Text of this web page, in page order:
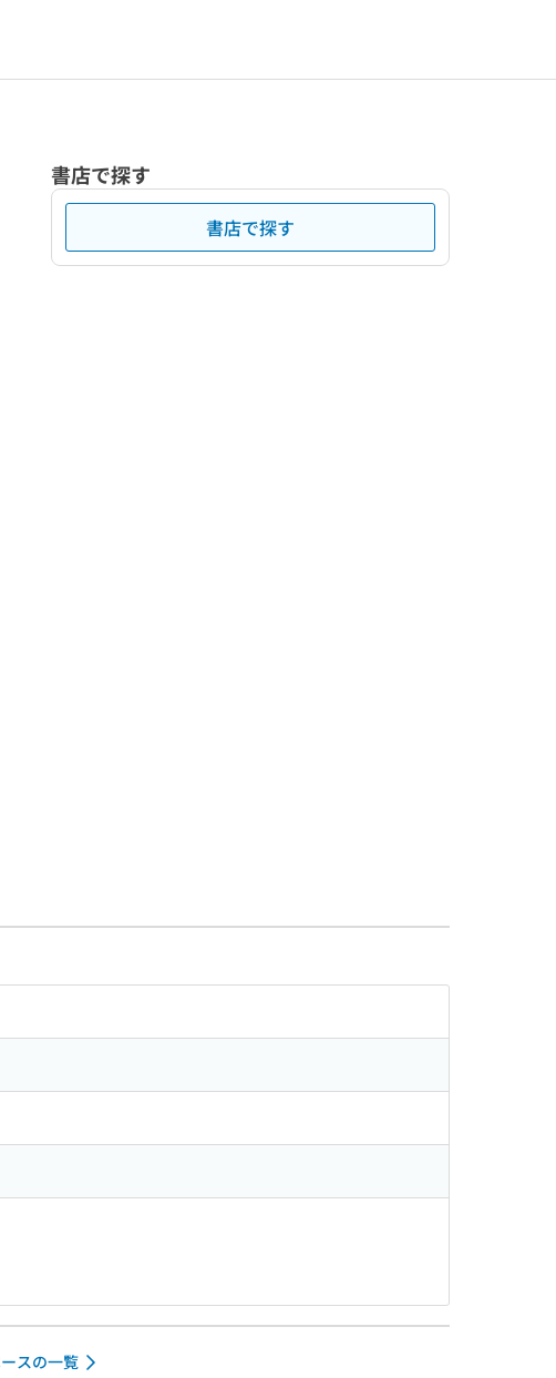
書店で探す
書店で探す
スの一覧